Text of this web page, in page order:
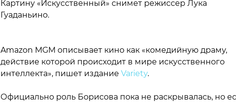
Картину «Искусственный» снимет режиссер Лука
Гуаданьино.
Amazon MGM описывает кино как «комедийную драму,
действие которой происходит в мире искусственного
интеллекта», пишет издание Variety.
Официально роль Борисова пока не раскрывалась, но